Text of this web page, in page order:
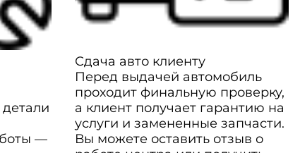
—
Сдача авто клиенту
Перед выдачей автомобиль
проходит финальную проверку,
а клиент получает гарантию на
услуги и замененные запчасти.
Вы можете оставить отзыв о